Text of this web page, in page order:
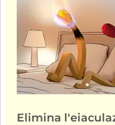
Elimina